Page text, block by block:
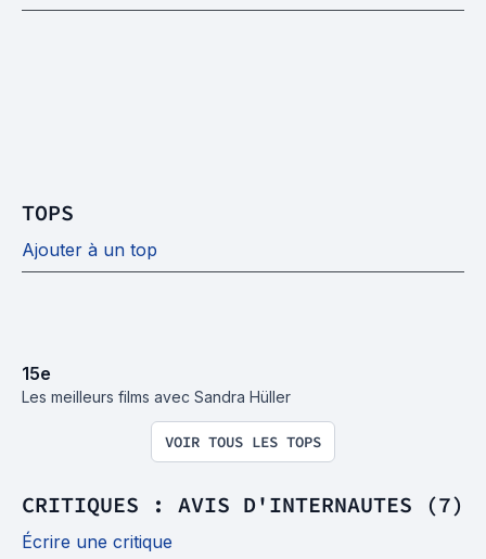
TOPS
Ajouter à un top
15e
Les meilleurs films avec Sandra Hüller
VOIR TOUS LES TOPS
CRITIQUES : AVIS D'INTERNAUTES (7)
Écrire une critique